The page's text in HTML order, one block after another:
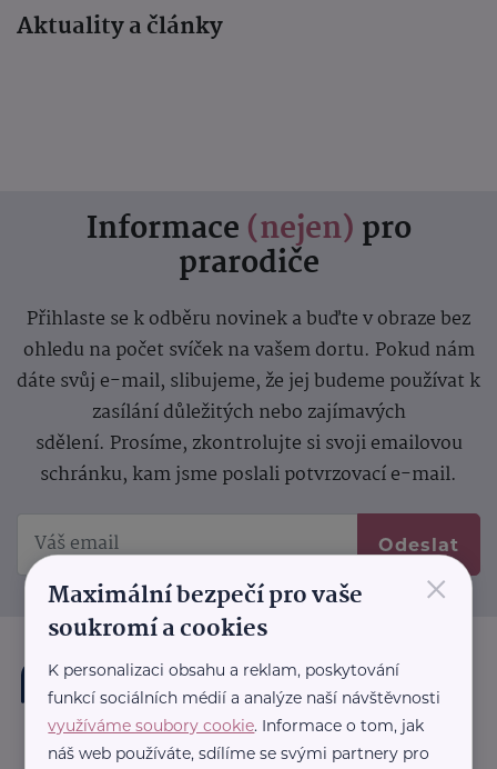
Aktuality a články
Informace (nejen) pro
prarodiče
Přihlaste se k odběru novinek a buďte v obraze bez
ohledu na počet svíček na vašem dortu. Pokud nám
dáte svůj e-mail, slibujeme, že jej budeme používat k
zasílání důležitých nebo zajímavých
sdělení. Prosíme, zkontrolujte si svoji emailovou
schránku, kam jsme poslali potvrzovací e-mail.
Odeslat
×
Maximální bezpečí pro vaše
soukromí a cookies
K personalizaci obsahu a reklam, poskytování
funkcí sociálních médií a analýze naší návštěvnosti
využíváme soubory cookie. Informace o tom, jak
náš web používáte, sdílíme se svými partnery pro